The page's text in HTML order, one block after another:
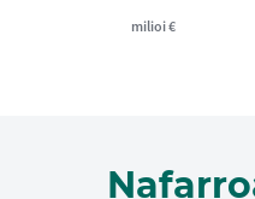
milioi €